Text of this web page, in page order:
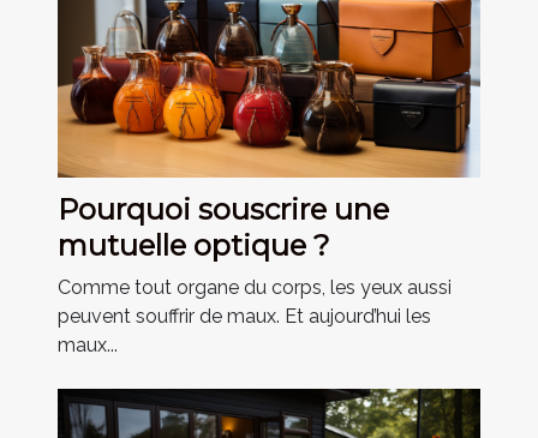
Pourquoi souscrire une
mutuelle optique ?
Comme tout organe du corps, les yeux aussi
peuvent souffrir de maux. Et aujourd’hui les
maux...